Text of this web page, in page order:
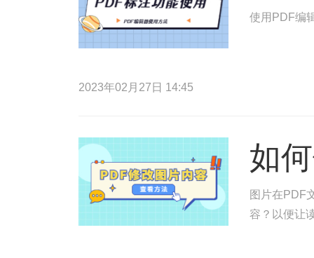
使用PDF编
2023年02月27日 14:45
如
图片在PDF
容？以便让